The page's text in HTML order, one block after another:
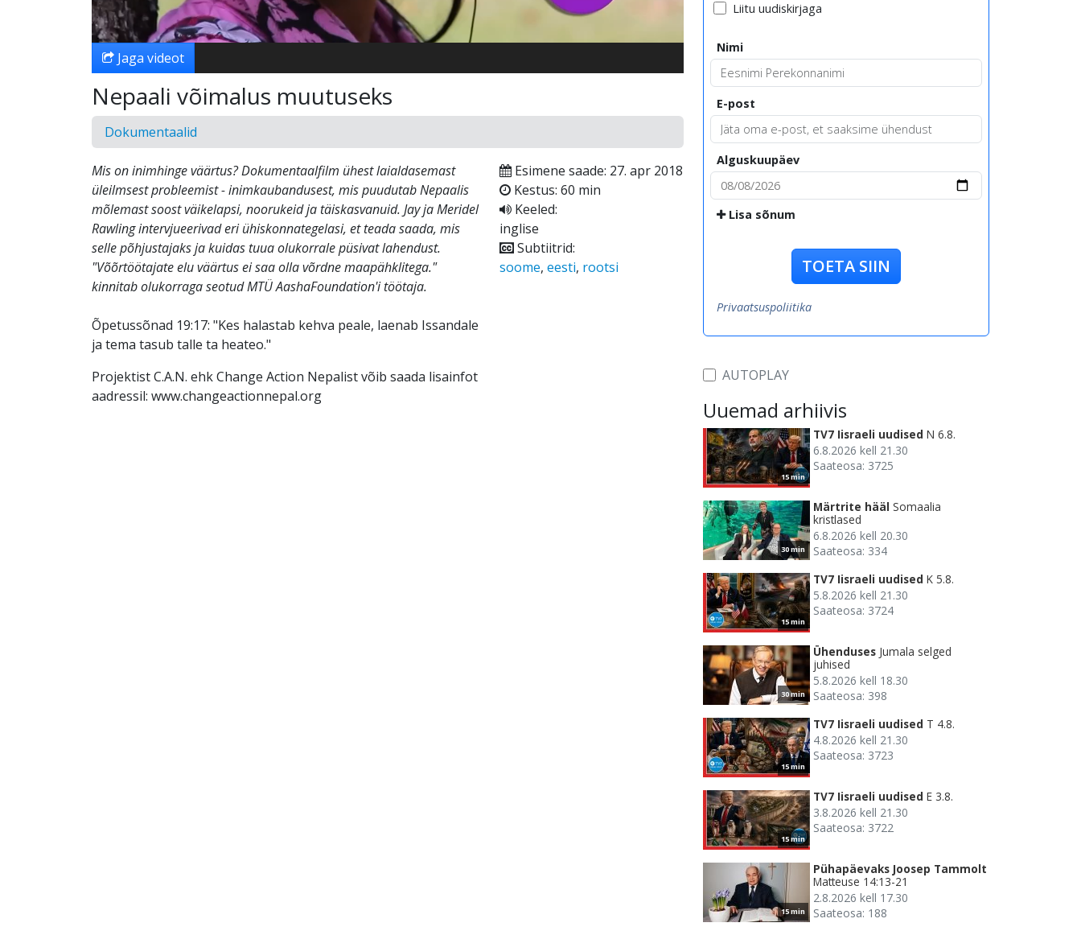
Jaga videot
Nepaali võimalus muutuseks
Dokumentaalid
Mis on inimhinge väärtus? Dokumentaalfilm ühest laialdasemast
üleilmsest probleemist - inimkaubandusest, mis puudutab Nepaalis
mõlemast soost väikelapsi, noorukeid ja täiskasvanuid. Jay ja Meridel
Rawling intervjueerivad eri ühiskonnategelasi, et teada saada, mis
selle põhjustajaks ja kuidas tuua olukorrale püsivat lahendust.
"Võõrtöötajate elu väärtus ei saa olla võrdne maapähklitega."
kinnitab olukorraga seotud MTÜ AashaFoundation'i töötaja.
Õpetussõnad 19:17: "Kes halastab kehva peale, laenab Issandale
ja tema tasub talle ta heateo."
Projektist C.A.N. ehk Change Action Nepalist võib saada lisainfot
aadressil: www.changeactionnepal.org
Esimene saade: 27. apr 2018
Kestus: 60 min
Keeled:
inglise
Subtiitrid:
soome, eesti, rootsi
Liitu uudiskirjaga
Nimi
E-post
Alguskuupäev
Lisa sõnum
TOETA SIIN
Privaatsuspoliitika
AUTOPLAY
Uuemad arhiivis
15 min
TV7 Iisraeli uudised N 6.8.
6.8.2026 kell 21.30
Saateosa: 3725
30 min
Märtrite hääl Somaalia
kristlased
6.8.2026 kell 20.30
Saateosa: 334
15 min
TV7 Iisraeli uudised K 5.8.
5.8.2026 kell 21.30
Saateosa: 3724
30 min
Ühenduses Jumala selged
juhised
5.8.2026 kell 18.30
Saateosa: 398
15 min
TV7 Iisraeli uudised T 4.8.
4.8.2026 kell 21.30
Saateosa: 3723
15 min
TV7 Iisraeli uudised E 3.8.
3.8.2026 kell 21.30
Saateosa: 3722
15 min
Pühapäevaks Joosep Tammolt
Matteuse 14:13-21
2.8.2026 kell 17.30
Saateosa: 188